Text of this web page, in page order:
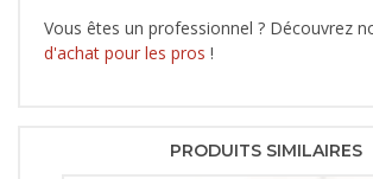
Vous êtes un professionnel ? Découvrez
d'achat pour les pros !
PRODUITS SIMILAIRES